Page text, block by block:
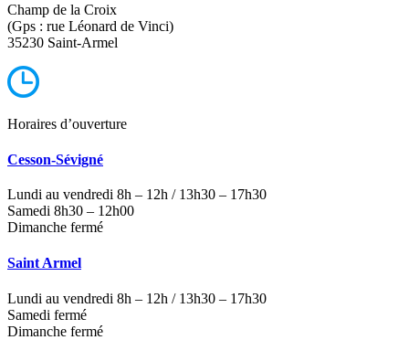
Champ de la Croix
(Gps : rue Léonard de Vinci)
35230 Saint-Armel
Horaires d’ouverture
Cesson-Sévigné
Lundi au vendredi 8h – 12h / 13h30 – 17h30
Samedi 8h30 – 12h00
Dimanche fermé
Saint Armel
Lundi au vendredi 8h – 12h / 13h30 – 17h30
Samedi fermé
Dimanche fermé